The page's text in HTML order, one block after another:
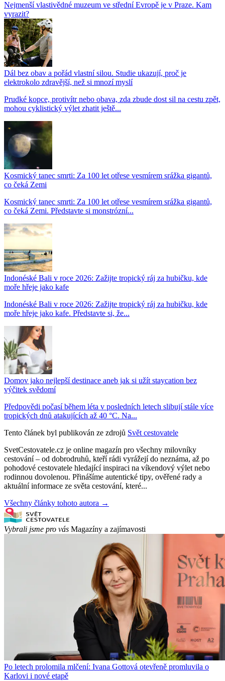
Nejmenší vlastivědné muzeum ve střední Evropě je v Praze. Kam
vyrazit?
Dál bez obav a pořád vlastní silou. Studie ukazují, proč je
elektrokolo zdravější, než si mnozí myslí
Prudké kopce, protivítr nebo obava, zda zbude dost sil na cestu zpět,
mohou cyklistický výlet zhatit ještě...
Kosmický tanec smrti: Za 100 let otřese vesmírem srážka gigantů,
co čeká Zemi
Kosmický tanec smrti: Za 100 let otřese vesmírem srážka gigantů,
co čeká Zemi. Představte si monstrózní...
Indonéské Bali v roce 2026: Zažijte tropický ráj za hubičku, kde
moře hřeje jako kafe
Indonéské Bali v roce 2026: Zažijte tropický ráj za hubičku, kde
moře hřeje jako kafe. Představte si, že...
Domov jako nejlepší destinace aneb jak si užít staycation bez
výčitek svědomí
Předpovědi počasí během léta v posledních letech slibují stále více
tropických dnů atakujících až 40 °C. Na...
Tento článek byl publikován ze zdrojů Svět cestovatele
SvetCestovatele.cz je online magazín pro všechny milovníky
cestování – od dobrodruhů, kteří rádi vyrážejí do neznáma, až po
pohodové cestovatele hledající inspiraci na víkendový výlet nebo
rodinnou dovolenou. Přinášíme autentické tipy, ověřené rady a
aktuální informace ze světa cestování, které...
Všechny články tohoto autora →
Vybrali jsme pro vás Magazíny a zajímavosti
Po letech prolomila mlčení: Ivana Gottová otevřeně promluvila o
Karlovi i nové etapě